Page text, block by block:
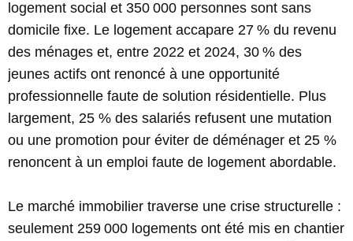
logement social et 350 000 personnes sont sans
domicile fixe. Le logement accapare 27 % du revenu
des ménages et, entre 2022 et 2024, 30 % des
jeunes actifs ont renoncé à une opportunité
professionnelle faute de solution résidentielle. Plus
largement, 25 % des salariés refusent une mutation
ou une promotion pour éviter de déménager et 25 %
renoncent à un emploi faute de logement abordable.
Le marché immobilier traverse une crise structurelle :
seulement 259 000 logements ont été mis en chantier